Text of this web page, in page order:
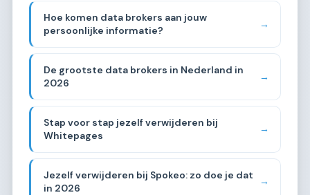
Hoe komen data brokers aan jouw
persoonlijke informatie?
→
De grootste data brokers in Nederland in
2026
→
Stap voor stap jezelf verwijderen bij
Whitepages
→
Jezelf verwijderen bij Spokeo: zo doe je dat
in 2026
→